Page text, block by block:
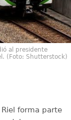
al presidente
(Foto: Shutterstock)
forma parte